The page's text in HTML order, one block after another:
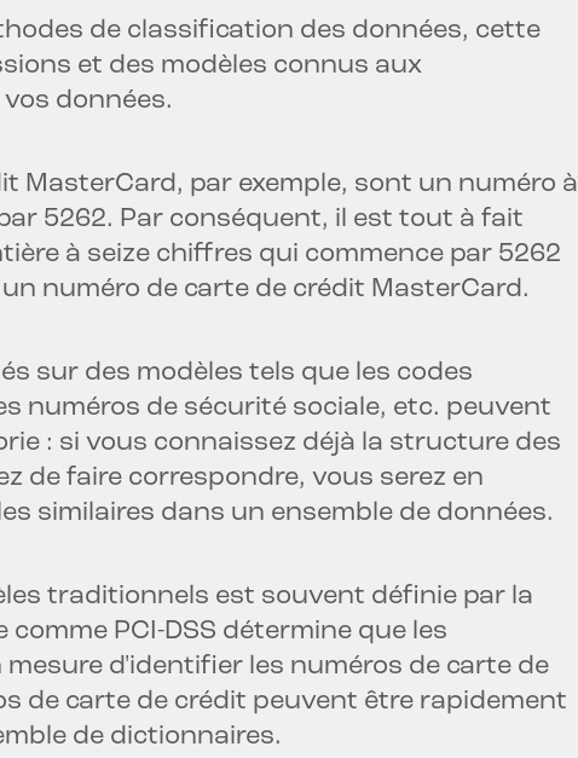
de classification des données, cette
et des modèles connus aux
données.
MasterCard, par exemple, sont un numéro à
5262. Par conséquent, il est tout à fait
à seize chiffres qui commence par 5262
numéro de carte de crédit MasterCard.
sur des modèles tels que les codes
numéros de sécurité sociale, etc. peuvent
: si vous connaissez déjà la structure des
de faire correspondre, vous serez en
similaires dans un ensemble de données.
traditionnels est souvent définie par la
PCI-DSS détermine que les
d'identifier les numéros de carte de
de carte de crédit peuvent être rapidement
de dictionnaires.